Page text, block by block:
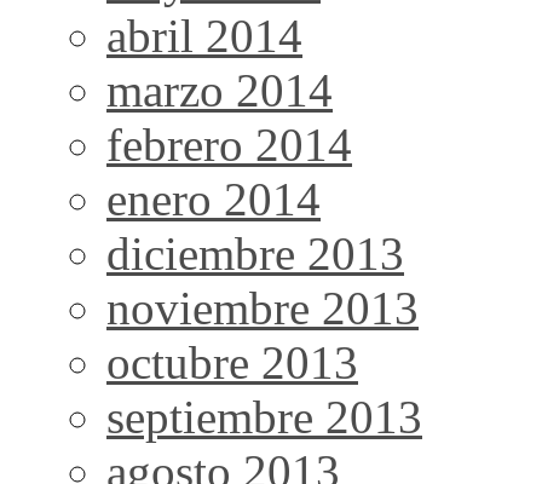
abril 2014
marzo 2014
febrero 2014
enero 2014
diciembre 2013
noviembre 2013
octubre 2013
septiembre 2013
agosto 2013